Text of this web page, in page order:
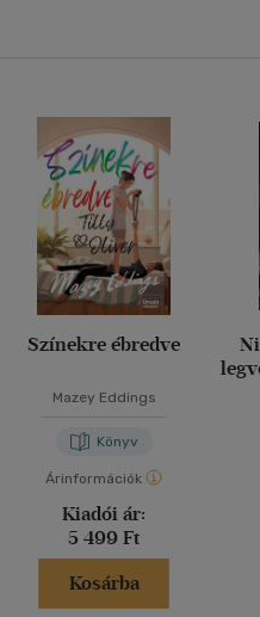
Színekre ébredve
Mazey Eddings
Könyv
Árinformációk
Kiadói ár:
5 499 Ft
Kosárba